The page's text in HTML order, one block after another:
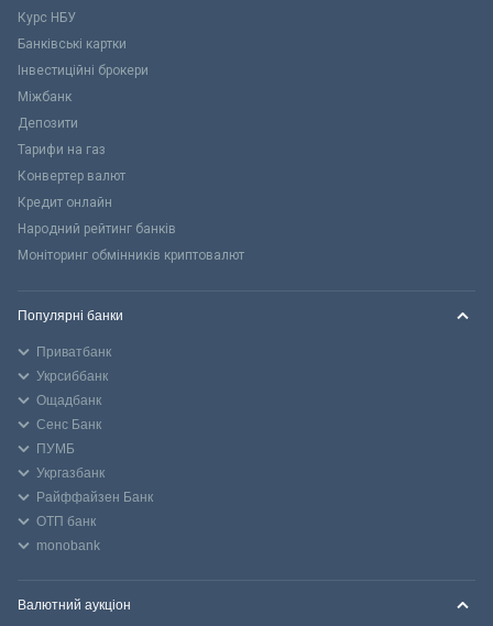
Курс НБУ
Банківські картки
Інвестиційні брокери
Міжбанк
Депозити
Тарифи на газ
Конвертер валют
Кредит онлайн
Народний рейтинг банків
Моніторинг обмінників криптовалют
Популярні банки
Приватбанк
Укрсиббанк
Ощадбанк
Сенс Банк
ПУМБ
Укргазбанк
Райффайзен Банк
ОТП банк
monobank
Валютний аукціон